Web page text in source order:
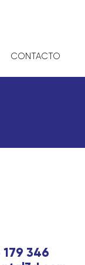
CONTACTO
346